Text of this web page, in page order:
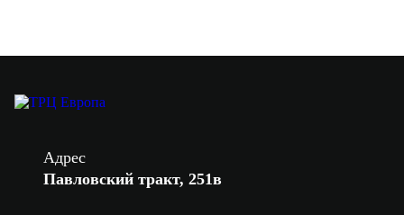
Адрес
Павловский тракт, 251в